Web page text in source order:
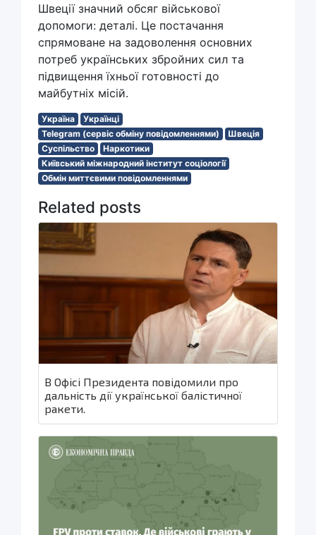
Швеції значний обсяг військової
допомоги: деталі. Це постачання
спрямоване на задоволення основних
потреб українських збройних сил та
підвищення їхньої готовності до
майбутніх місій.
Україна
Українці
Telegram (сервіс обміну повідомленнями)
Швеція
Суспільство
Наркотики
Київський міжнародний інститут соціології
Обмін миттєвими повідомленнями
Related posts
В Офісі Президента повідомили про
дальність дії української балістичної
ракети.